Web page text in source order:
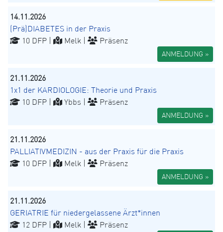
14.11.2026
(Prä)DIABETES in der Praxis
10 DFP |
Melk | Präsenz
ANMELDUNG »
21.11.2026
1x1 der KARDIOLOGIE: Theorie und Praxis
10 DFP |
Ybbs | Präsenz
ANMELDUNG »
21.11.2026
PALLIATIVMEDIZIN - aus der Praxis für die Praxis
10 DFP |
Melk | Präsenz
ANMELDUNG »
21.11.2026
GERIATRIE für niedergelassene Ärzt*innen
12 DFP |
Melk | Präsenz